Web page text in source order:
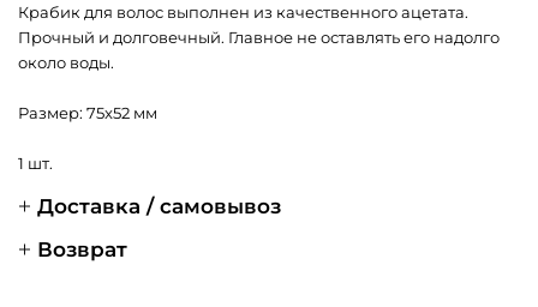
Крабик для волос выполнен из качественного ацетата.
Прочный и долговечный. Главное не оставлять его надолго
около воды.
Размер: 75x52 мм
1 шт.
Доставка / самовывоз
Возврат